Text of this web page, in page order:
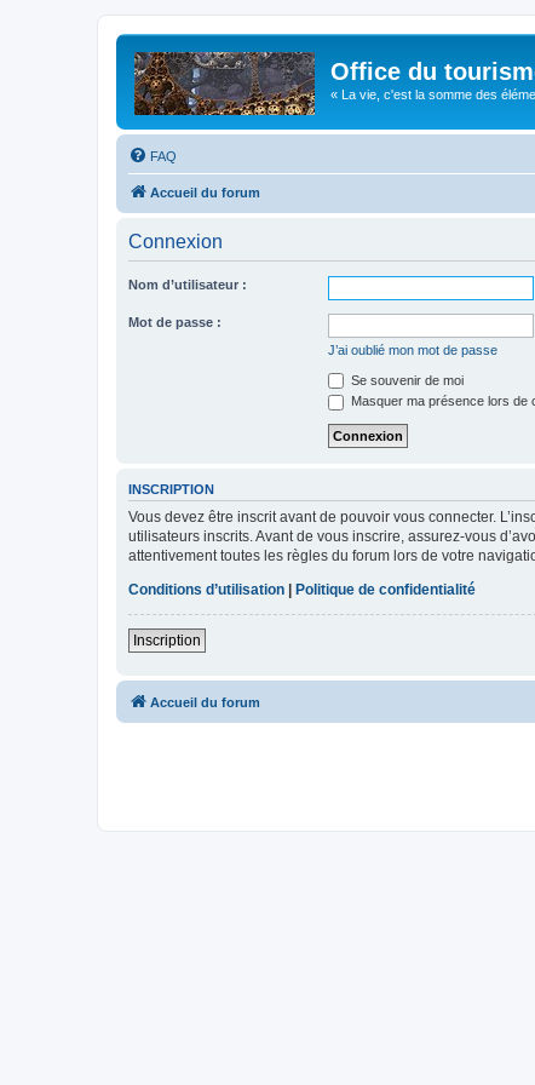
Office du
« La vie, c'est la somme des
FAQ
Accueil du forum
Connexion
Nom d’utilisateur :
Mot de passe :
J’ai oublié mon mot de passe
Se souvenir de moi
Masquer ma présence lors de
INSCRIPTION
Vous devez être inscrit avant de pouvoir vous connecter.
utilisateurs inscrits. Avant de vous inscrire, assurez-vous
attentivement toutes les règles du forum lors de votre
Conditions d’utilisation
Politique de confidentialité
Inscription
Accueil du forum